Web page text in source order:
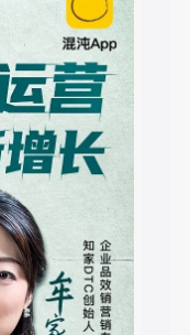
级用户”体系开启品牌
增长！不论你是品牌
只要你有志于品牌增
长的金钥匙！
免费名额有限，先到
长新活力！让
，解锁品牌发展的新篇
约👇👇👇